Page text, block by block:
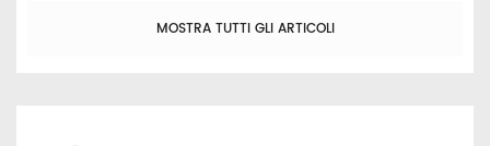
MOSTRA TUTTI GLI ARTICOLI